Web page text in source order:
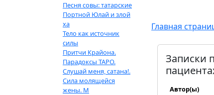
Песня совы: татарские
Портной Юлай и злой
ха
Тело как источник
силы
Притчи Крайона.
Парадоксы ТАРО.
Слушай меня, сатана!.
Сила молящейся
жены. М
Главная
Записки
Автор(ы)